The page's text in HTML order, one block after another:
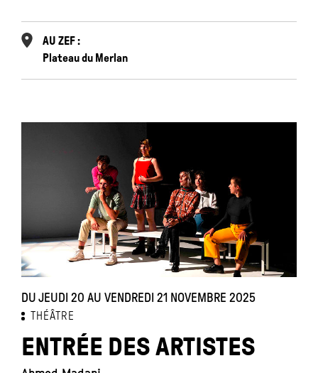
AU ZEF :
Plateau du Merlan
DU JEUDI 20 AU VENDREDI 21 NOVEMBRE 2025
THÉÂTRE
ENTRÉE DES ARTISTES